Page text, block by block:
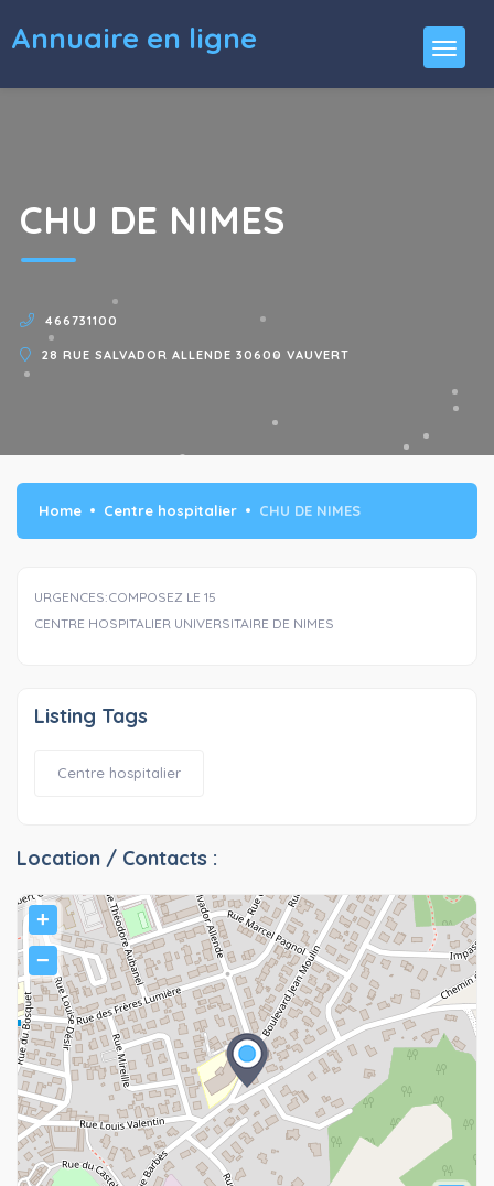
Annuaire en ligne
CHU DE NIMES
466731100
28 RUE SALVADOR ALLENDE 30600 VAUVERT
Home Centre hospitalier CHU DE NIMES
URGENCES:COMPOSEZ LE 15
CENTRE HOSPITALIER UNIVERSITAIRE DE NIMES
Listing Tags
Centre hospitalier
Location / Contacts :
+
−